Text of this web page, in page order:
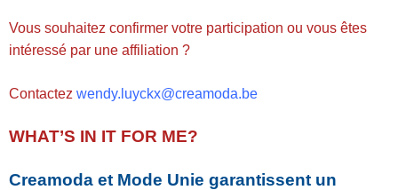
Vous souhaitez confirmer votre participation ou vous êtes
intéressé par une affiliation ?
Contactez wendy.luyckx@creamoda.be
WHAT’S IN IT FOR ME?
Creamoda et Mode Unie garantissent un